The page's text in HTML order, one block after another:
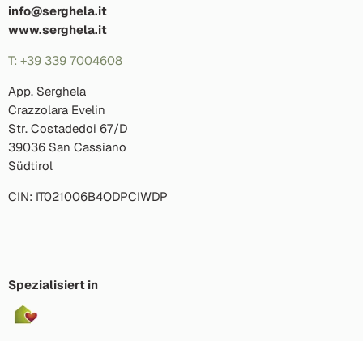
info@serghela.it
www.serghela.it
T: +39 339 7004608
App. Serghela
Crazzolara Evelin
Str. Costadedoi 67/D
39036 San Cassiano
Südtirol
CIN: IT021006B4ODPCIWDP
Spezialisiert in